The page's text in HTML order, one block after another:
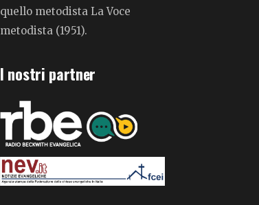
quello metodista La Voce
metodista (1951).
I nostri partner